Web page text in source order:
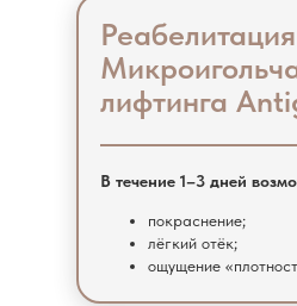
В течение 1–3 дней
покраснение;
лёгкий отёк;
ощущение
лифтинга